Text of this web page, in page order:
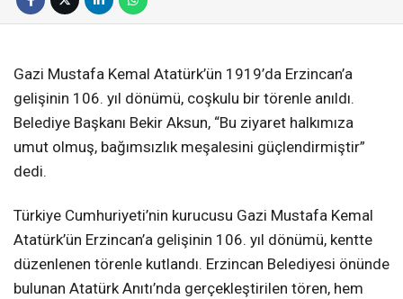
Gazi Mustafa Kemal Atatürk’ün 1919’da Erzincan’a
gelişinin 106. yıl dönümü, coşkulu bir törenle anıldı.
Belediye Başkanı Bekir Aksun, “Bu ziyaret halkımıza
umut olmuş, bağımsızlık meşalesini güçlendirmiştir”
dedi.
Türkiye Cumhuriyeti’nin kurucusu Gazi Mustafa Kemal
Atatürk’ün Erzincan’a gelişinin 106. yıl dönümü, kentte
düzenlenen törenle kutlandı. Erzincan Belediyesi önünde
bulunan Atatürk Anıtı’nda gerçekleştirilen tören, hem